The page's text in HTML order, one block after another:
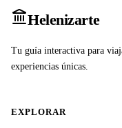
Helenizarte
Tu guía interactiva para
experiencias únicas.
EXPLORAR